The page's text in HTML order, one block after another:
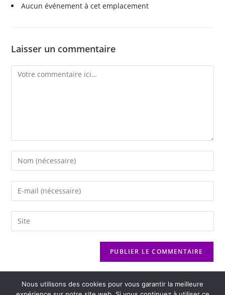
Aucun événement à cet emplacement
Laisser un commentaire
Nous utilisons des cookies pour vous garantir la meilleure